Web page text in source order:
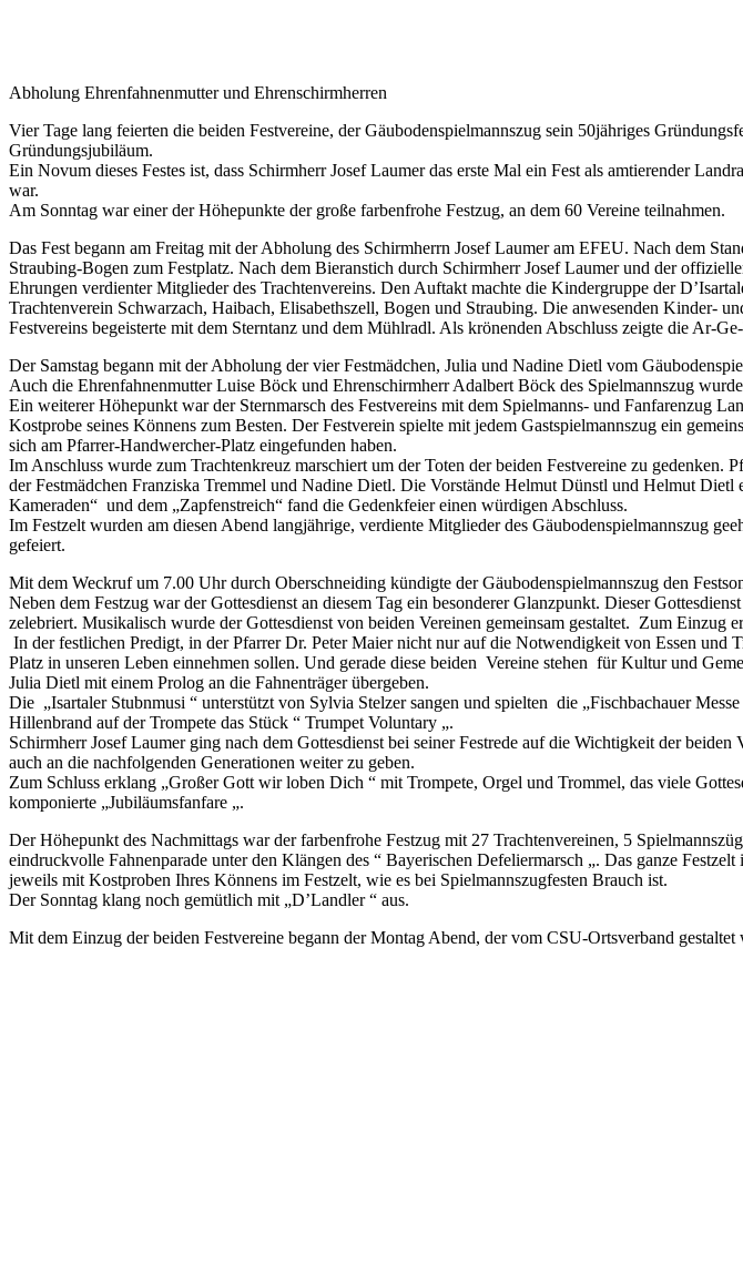
Abholung Ehrenfahnenmutter und Ehrenschirmherren
Vier Tage lang feierten die beiden Festvereine, der Gäubodenspielmannszug sein 50jähriges
Gründungsjubiläum.
Ein Novum dieses Festes ist, dass Schirmherr Josef Laumer das erste Mal ein Fest als amtierender
war.
Am Sonntag war einer der Höhepunkte der große farbenfrohe Festzug, an dem 60 Vereine teilnahmen.
Das Fest begann am Freitag mit der Abholung des Schirmherrn Josef Laumer am EFEU. Nach dem
Straubing-Bogen zum Festplatz. Nach dem Bieranstich durch Schirmherr Josef Laumer und der
Ehrungen verdienter Mitglieder des Trachtenvereins. Den Auftakt machte die Kindergruppe der
Trachtenverein Schwarzach, Haibach, Elisabethszell, Bogen und Straubing. Die anwesenden Kinder-
Festvereins begeisterte mit dem Sterntanz und dem Mühlradl. Als krönenden Abschluss zeigte die Ar-
Der Samstag begann mit der Abholung der vier Festmädchen, Julia und Nadine Dietl vom
Auch die Ehrenfahnenmutter Luise Böck und Ehrenschirmherr Adalbert Böck des Spielmannszug
Ein weiterer Höhepunkt war der Sternmarsch des Festvereins mit dem Spielmanns- und Fanfarenzug
Kostprobe seines Könnens zum Besten. Der Festverein spielte mit jedem Gastspielmannszug ein
sich am Pfarrer-Handwercher-Platz eingefunden haben.
Im Anschluss wurde zum Trachtenkreuz marschiert um der Toten der beiden Festvereine zu
der Festmädchen Franziska Tremmel und Nadine Dietl. Die Vorstände Helmut Dünstl und Helmut
Kameraden“ und dem „Zapfenstreich“ fand die Gedenkfeier einen würdigen Abschluss.
Im Festzelt wurden am diesen Abend langjährige, verdiente Mitglieder des Gäubodenspielmannszug
gefeiert.
Mit dem Weckruf um 7.00 Uhr durch Oberschneiding kündigte der Gäubodenspielmannszug den
Neben dem Festzug war der Gottesdienst an diesem Tag ein besonderer Glanzpunkt. Dieser
zelebriert. Musikalisch wurde der Gottesdienst von beiden Vereinen gemeinsam gestaltet. Zum Einzug
In der festlichen Predigt, in der Pfarrer Dr. Peter Maier nicht nur auf die Notwendigkeit von Essen
Platz in unseren Leben einnehmen sollen. Und gerade diese beiden Vereine stehen für Kultur und
Julia Dietl mit einem Prolog an die Fahnenträger übergeben.
Die „Isartaler Stubnmusi “ unterstützt von Sylvia Stelzer sangen und spielten die „Fischbachauer
Hillenbrand auf der Trompete das Stück “ Trumpet Voluntary „.
Schirmherr Josef Laumer ging nach dem Gottesdienst bei seiner Festrede auf die Wichtigkeit der
auch an die nachfolgenden Generationen weiter zu geben.
Zum Schluss erklang „Großer Gott wir loben Dich “ mit Trompete, Orgel und Trommel, das viele
komponierte „Jubiläumsfanfare „.
Der Höhepunkt des Nachmittags war der farbenfrohe Festzug mit 27 Trachtenvereinen, 5
eindruckvolle Fahnenparade unter den Klängen des “ Bayerischen Defeliermarsch „. Das ganze
jeweils mit Kostproben Ihres Könnens im Festzelt, wie es bei Spielmannszugfesten Brauch ist.
Der Sonntag klang noch gemütlich mit „D’Landler “ aus.
Mit dem Einzug der beiden Festvereine begann der Montag Abend, der vom CSU-Ortsverband gestaltet